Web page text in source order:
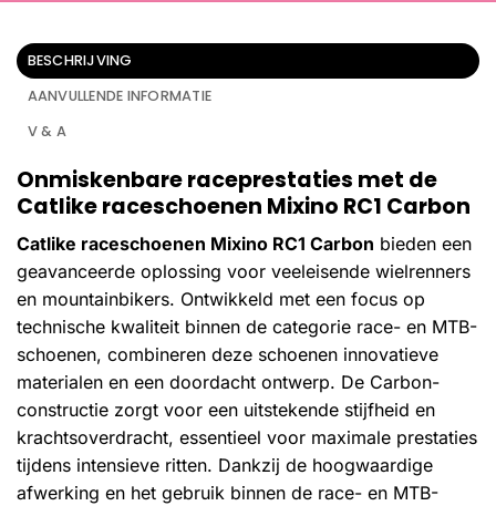
BESCHRIJVING
AANVULLENDE INFORMATIE
V & A
Onmiskenbare raceprestaties met de
Catlike raceschoenen Mixino RC1 Carbon
Catlike raceschoenen Mixino RC1 Carbon bieden een
geavanceerde oplossing voor veeleisende wielrenners
en mountainbikers. Ontwikkeld met een focus op
technische kwaliteit binnen de categorie race- en MTB-
schoenen, combineren deze schoenen innovatieve
materialen en een doordacht ontwerp. De Carbon-
constructie zorgt voor een uitstekende stijfheid en
krachtsoverdracht, essentieel voor maximale prestaties
tijdens intensieve ritten. Dankzij de hoogwaardige
afwerking en het gebruik binnen de race- en MTB-